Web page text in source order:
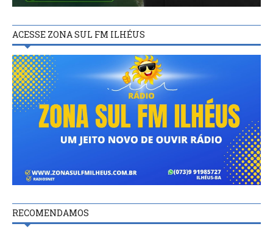
ACESSE ZONA SUL FM ILHÉUS
RECOMENDAMOS